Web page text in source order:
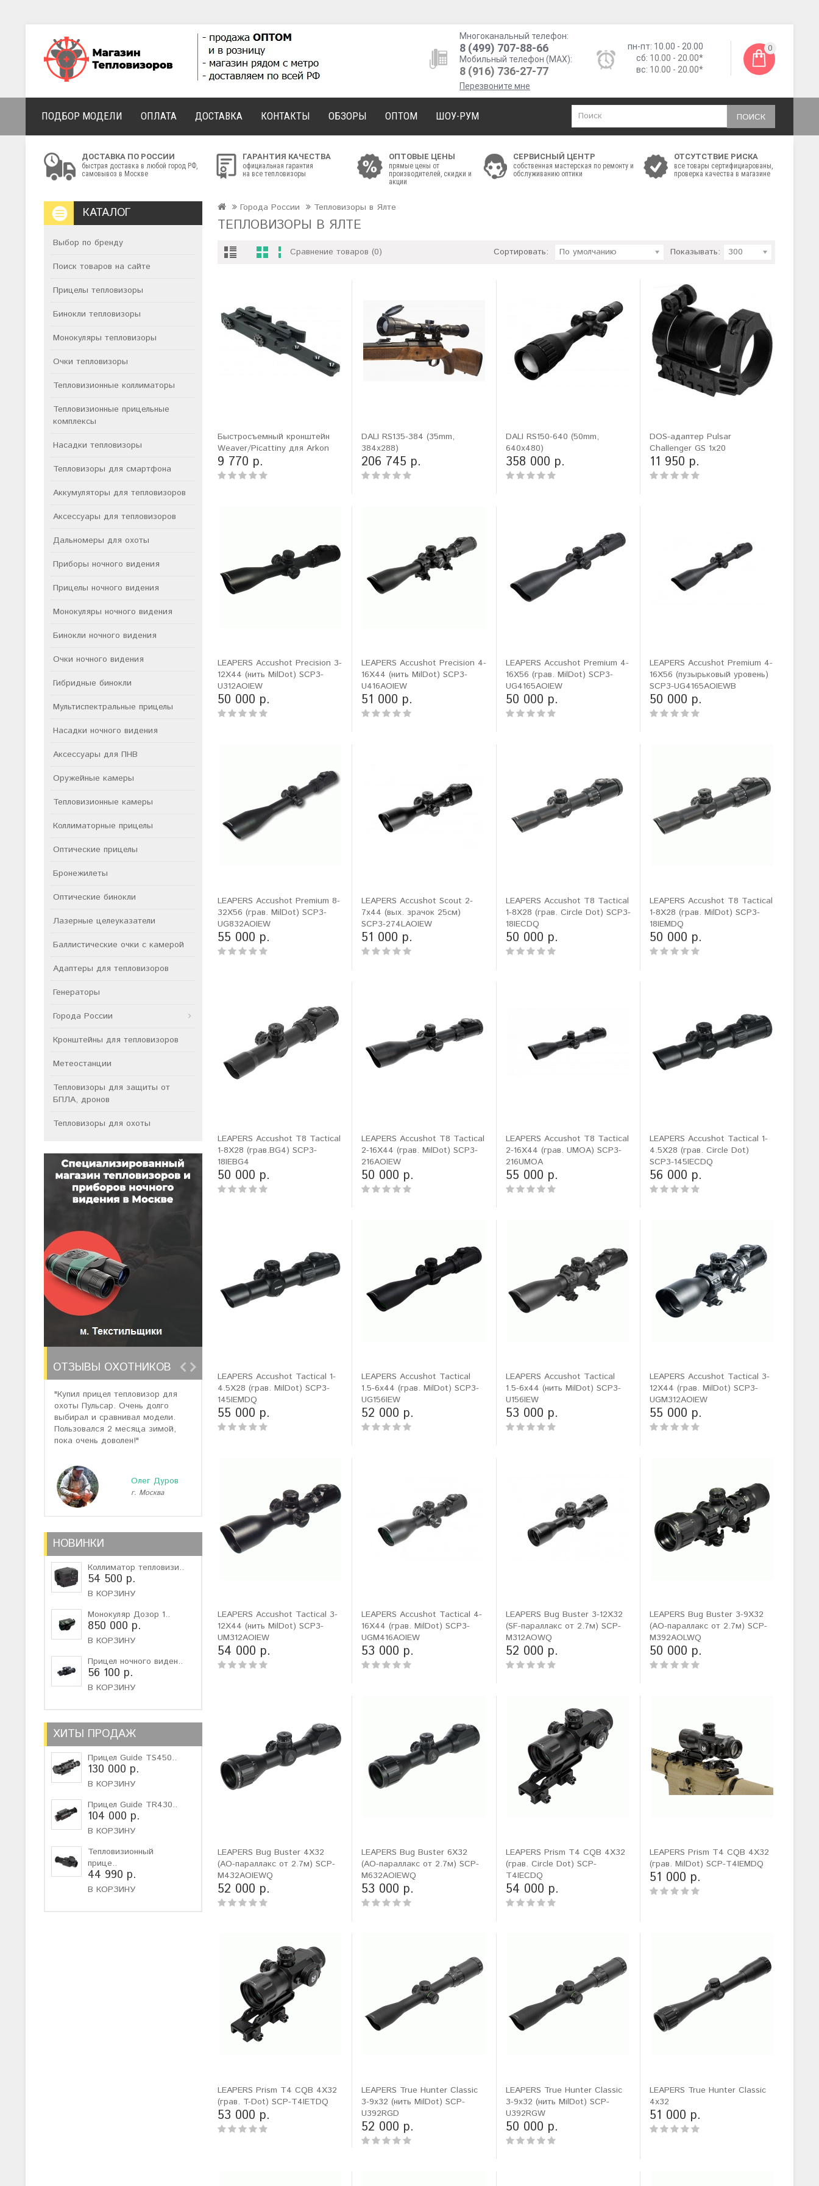
Многоканальный телефон:
8 (499) 707-88-66
Мобильный телефон (MAX):
8 (916) 736-27-77
Перезвоните мне
пн-пт: 10.00 - 20.00
сб: 10.00 - 20.00*
вс: 10.00 - 20.00*
0
ПОИСК
ПОДБОР МОДЕЛИ ОПЛАТА ДОСТАВКА КОНТАКТЫ ОБЗОРЫ ОПТОМ ШОУ-РУМ
ДОСТАВКА ПО РОССИИ
быстрая доставка в любой город РФ,
самовывоз в Москве
ГАРАНТИЯ КАЧЕСТВА
официальная гарантия
на все тепловизоры
ОПТОВЫЕ ЦЕНЫ
прямые цены от
производителей, скидки и
акции
СЕРВИСНЫЙ ЦЕНТР
собственная мастерская по ремонту и
обслуживанию оптики
ОТСУТСТВИЕ РИСКА
все товары сертифициарованы,
проверка качества в магазине
КАТАЛОГ
Выбор по бренду
Поиск товаров на сайте
Прицелы тепловизоры
Бинокли тепловизоры
Монокуляры тепловизоры
Очки тепловизоры
Тепловизионные коллиматоры
Тепловизионные прицельные
комплексы
Насадки тепловизоры
Тепловизоры для смартфона
Аккумуляторы для тепловизоров
Аксессуары для тепловизоров
Дальномеры для охоты
Приборы ночного видения
Прицелы ночного видения
Монокуляры ночного видения
Бинокли ночного видения
Очки ночного видения
Гибридные бинокли
Мультиспектральные прицелы
Насадки ночного видения
Аксессуары для ПНВ
Оружейные камеры
Тепловизионные камеры
Коллиматорные прицелы
Оптические прицелы
Бронежилеты
Оптические бинокли
Лазерные целеуказатели
Баллистические очки с камерой
Адаптеры для тепловизоров
Генераторы
Города России
Кронштейны для тепловизоров
Метеостанции
Тепловизоры для защиты от
БПЛА, дронов
Тепловизоры для охоты
ОТЗЫВЫ ОХОТНИКОВ
"Купил прицел тепловизор для
охоты Пульсар. Очень долго
выбирал и сравнивал модели.
Пользовался 2 месяца зимой,
пока очень доволен!"
Олег Дуров
г. Москва
"Отзывов о тепловизорах Atak не
много, но спасибо консультантам,
помогли подобрать отличную и
не дорогую модель. Взял
Виктор Жунов
г. Санкт-Петербург
"Искал универсальный
тепловизор для охоты днем и
ночью. Спасибо Семену за
грамотную консультацию. Очень
г. Екатеринбург
НОВИНКИ
Коллиматор тепловизи..
54 500 р.
В КОРЗИНУ
Монокуляр Дозор 1..
850 000 р.
В КОРЗИНУ
Прицел ночного виден..
56 100 р.
В КОРЗИНУ
ХИТЫ ПРОДАЖ
Прицел Guide TS450..
130 000 р.
В КОРЗИНУ
Прицел Guide TR430..
104 000 р.
В КОРЗИНУ
Тепловизионный
прице..
44 990 р.
В КОРЗИНУ
Города России Тепловизоры в Ялте
ТЕПЛОВИЗОРЫ В ЯЛТЕ
Сравнение товаров (0) Сортировать: По умолчанию Показывать: 300
Быстросъемный кронштейн
Weaver/Picattiny для Arkon
9 770 р.
DALI RS135-384 (35mm,
384x288)
206 745 р.
DALI RS150-640 (50mm,
640x480)
358 000 р.
DOS-адаптер Pulsar
Challenger GS 1x20
11 950 р.
LEAPERS Accushot Precision 3-
12X44 (нить MilDot) SCP3-
U312AOIEW
50 000 р.
LEAPERS Accushot Precision 4-
16X44 (нить MilDot) SCP3-
U416AOIEW
51 000 р.
LEAPERS Accushot Premium 4-
16X56 (грав. MilDot) SCP3-
UG4165AOIEW
50 000 р.
LEAPERS Accushot Premium 4-
16X56 (пузырьковый уровень)
SCP3-UG4165AOIEWB
50 000 р.
LEAPERS Accushot Premium 8-
32X56 (грав. MilDot) SCP3-
UG832AOIEW
55 000 р.
LEAPERS Accushot Scout 2-
7x44 (вых. зрачок 25см)
SCP3-274LAOIEW
51 000 р.
LEAPERS Accushot T8 Tactical
1-8X28 (грав. Circle Dot) SCP3-
18IECDQ
50 000 р.
LEAPERS Accushot T8 Tactical
1-8X28 (грав. MilDot) SCP3-
18IEMDQ
50 000 р.
LEAPERS Accushot T8 Tactical
1-8X28 (грав.BG4) SCP3-
18IEBG4
50 000 р.
LEAPERS Accushot T8 Tactical
2-16X44 (грав. MilDot) SCP3-
216AOIEW
50 000 р.
LEAPERS Accushot T8 Tactical
2-16X44 (грав. UMOA) SCP3-
216UMOA
55 000 р.
LEAPERS Accushot Tactical 1-
4.5X28 (грав. Circle Dot)
SCP3-145IECDQ
56 000 р.
LEAPERS Accushot Tactical 1-
4.5X28 (грав. MilDot) SCP3-
145IEMDQ
55 000 р.
LEAPERS Accushot Tactical
1.5-6x44 (грав. MilDot) SCP3-
UG156IEW
52 000 р.
LEAPERS Accushot Tactical
1.5-6x44 (нить MilDot) SCP3-
U156IEW
53 000 р.
LEAPERS Accushot Tactical 3-
12X44 (грав. MilDot) SCP3-
UGM312AOIEW
55 000 р.
LEAPERS Accushot Tactical 3-
12X44 (нить MilDot) SCP3-
UM312AOIEW
54 000 р.
LEAPERS Accushot Tactical 4-
16X44 (грав. MilDot) SCP3-
UGM416AOIEW
53 000 р.
LEAPERS Bug Buster 3-12X32
(SF-параллакс от 2.7м) SCP-
M312AOWQ
52 000 р.
LEAPERS Bug Buster 3-9X32
(AO-параллакс от 2.7м) SCP-
M392AOLWQ
50 000 р.
LEAPERS Bug Buster 4X32
(AO-параллакс от 2.7м) SCP-
M432AOIEWQ
52 000 р.
LEAPERS Bug Buster 6X32
(AO-параллакс от 2.7м) SCP-
M632AOIEWQ
53 000 р.
LEAPERS Prism T4 CQB 4X32
(грав. Circle Dot) SCP-
T4IECDQ
54 000 р.
LEAPERS Prism T4 CQB 4X32
(грав. MilDot) SCP-T4IEMDQ
51 000 р.
LEAPERS Prism T4 CQB 4X32
(грав. T-Dot) SCP-T4IETDQ
53 000 р.
LEAPERS True Hunter Classic
3-9x32 (нить MilDot) SCP-
U392RGD
52 000 р.
LEAPERS True Hunter Classic
3-9x32 (нить MilDot) SCP-
U392RGW
50 000 р.
LEAPERS True Hunter Classic
4x32
51 000 р.